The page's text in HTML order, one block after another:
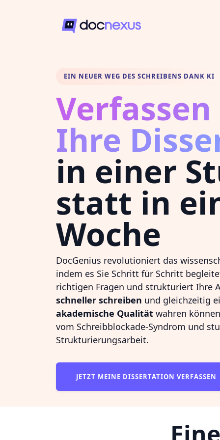
EIN NEUER WEG DES SCHREIBENS DANK KI
Verfassen
Ihre
in einer
statt in
Woche
DocGenius revolutioniert das
indem es Sie Schritt für Schritt
richtigen Fragen und strukturiert Ihre
schneller schreiben und gleichzeitig
akademische Qualität wahren
vom Schreibblockade-Syndrom und
Strukturierungsarbeit.
JETZT MEINE DISSERTATION VERFASSEN